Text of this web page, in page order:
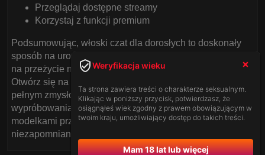
Przeglądaj dostępne streamy
Korzystaj z funkcji premium
Podsumowując, włoski czat dla dorosłych to doskonały
sposób na urozmaicenie swojego życia intymnego oraz
na przeżycie niezapomnianych chwil z ukochaną osobą.
Otwórz się na nowe doznania i zanurz się w świecie
pełnym zmysłowości i pasji. Zapraszamy do
wypróbowania naszego wyjątkowego polskiego czatu z
modelkami przed kamerką. Życzymy mnóstwa
niezapomnianych doznań!
Weryfikacja wieku
Ta strona zawiera treści o charakterze seksualnym.
Klikając w poniższy przycisk, potwierdzasz, że
osiągnąłeś wiek zgodny z prawem obowiązującym w
twoim kraju, umożliwiający dostęp do takich treści.
Mam 18 lat lub więcej